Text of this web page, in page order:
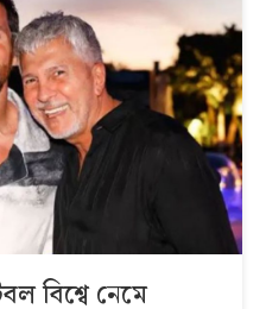
বিশ্বে নেমে